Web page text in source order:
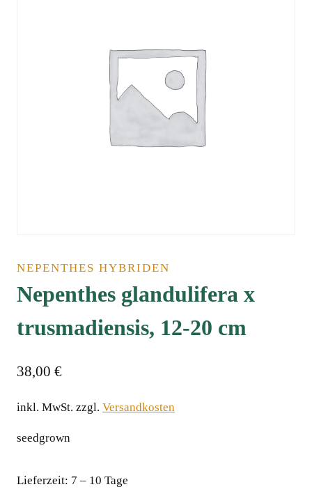
NEPENTHES HYBRIDEN
Nepenthes glandulifera x
trusmadiensis, 12-20 cm
38,00 €
inkl. MwSt. zzgl. Versandkosten
seedgrown
Lieferzeit: 7 – 10 Tage